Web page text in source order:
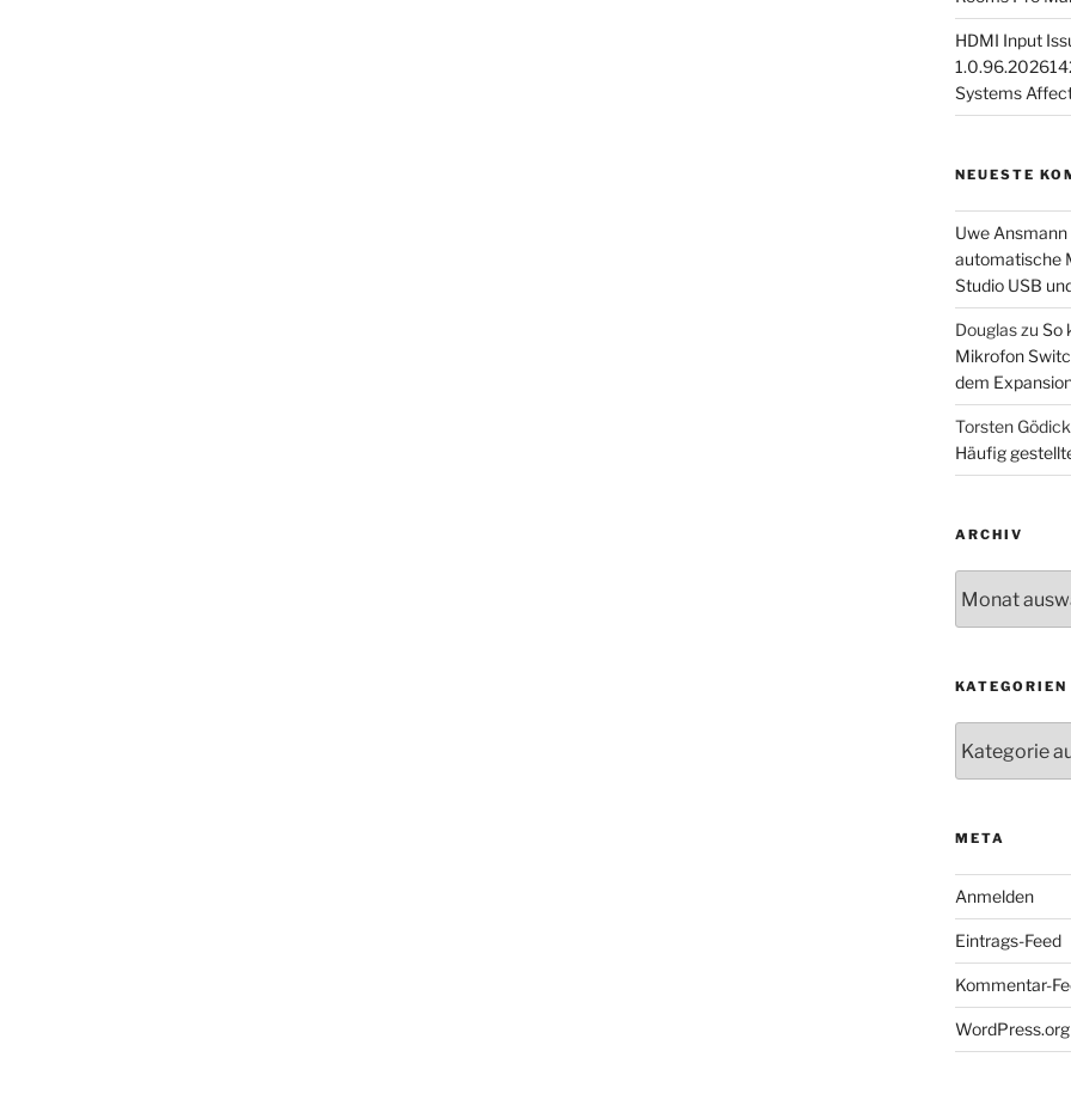
HDMI Input
Systems
NEUESTE
Uwe Ansmann
automatische
Studio USB
Douglaszu So
Mikrofon
dem
Torsten
Häufig
ARCHIV
KATEGORIEN
META
Anmelden
Eintrags-Feed
Kommentar-
WordPress.org